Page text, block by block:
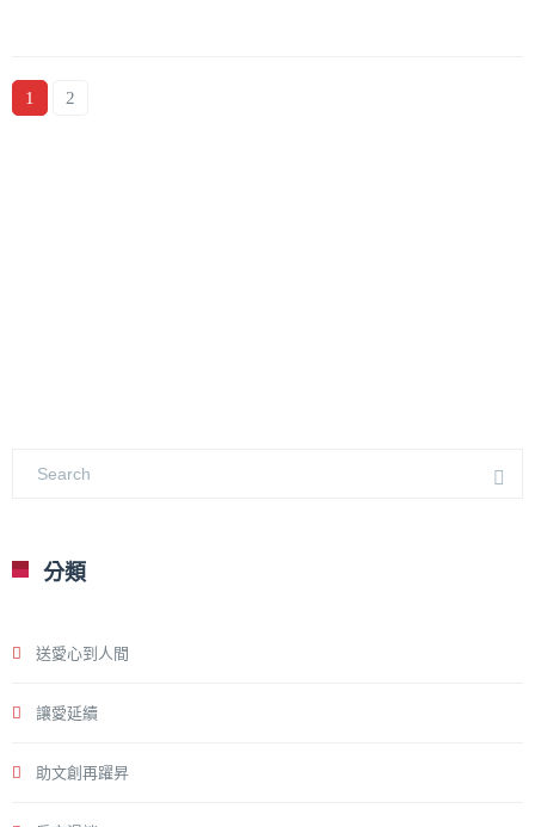
1 2
分類
送愛心到人間
讓愛延續
助文創再躍昇